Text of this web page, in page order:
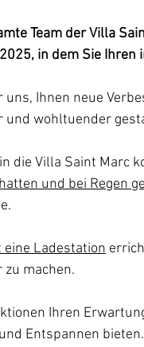
Team der Villa
in dem Sie Ihren
Ihnen neue
wohltuender
die Villa Saint Marc
und bei Regen
Ladestation
machen.
Ihren
Entspannen bieten.